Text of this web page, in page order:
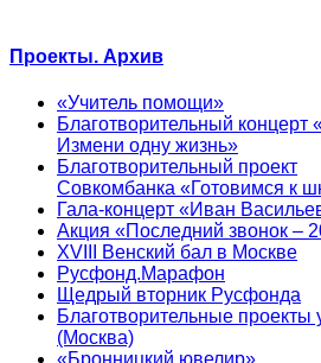
Проекты. Архив
«Учитель помощи»
Благотворительный концерт
Измени одну жизнь»
Благотворительный проект
Совкомбанка «Готовимся к
Гала-концерт «Иван
Акция «Последний звонок –
XVIII Венский бал в Москве
Русфонд.Марафон
Щедрый вторник Русфонда
Благотворительные
(Москва)